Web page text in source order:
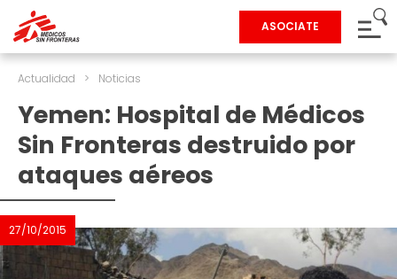
ASOCIATE
Actualidad > Noticias
Yemen: Hospital de Médicos
Sin Fronteras destruido por
ataques aéreos
27/10/2015